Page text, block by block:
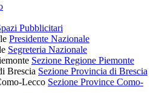
Pubblicitari
Presidente Nazionale
Segreteria Nazionale
Sezione Regione Piemonte
Brescia Sezione Provincia di Brescia
Lecco Sezione Province Como-